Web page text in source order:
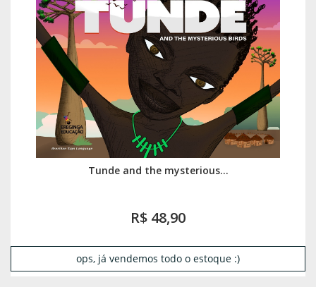
Tunde and the mysterious...
R$ 48,90
ops, já vendemos todo o estoque :)